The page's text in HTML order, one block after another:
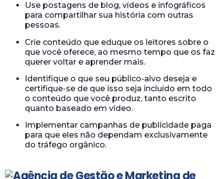
Use postagens de blog, vídeos e infográficos
para compartilhar sua história com outras
pessoas.
Crie conteúdo que eduque os leitores sobre o
que você oferece, ao mesmo tempo que os faz
querer voltar e aprender mais.
Identifique o que seu público-alvo deseja e
certifique-se de que isso seja incluído em todo
o conteúdo que você produz, tanto escrito
quanto baseado em vídeo.
Implementar campanhas de publicidade paga
para que eles não dependam exclusivamente
do tráfego orgânico.